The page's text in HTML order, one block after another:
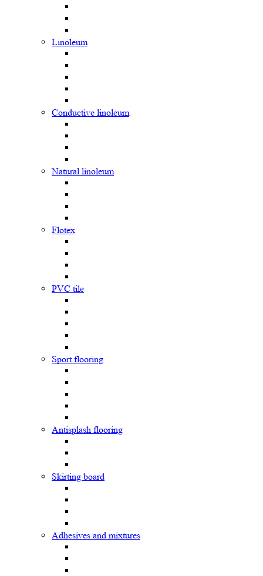
Linoleum
Сonductive linoleum
Natural linoleum
Flotex
PVC tile
Sport flooring
Antisplash flooring
Skirting board
Adhesives and mixtures